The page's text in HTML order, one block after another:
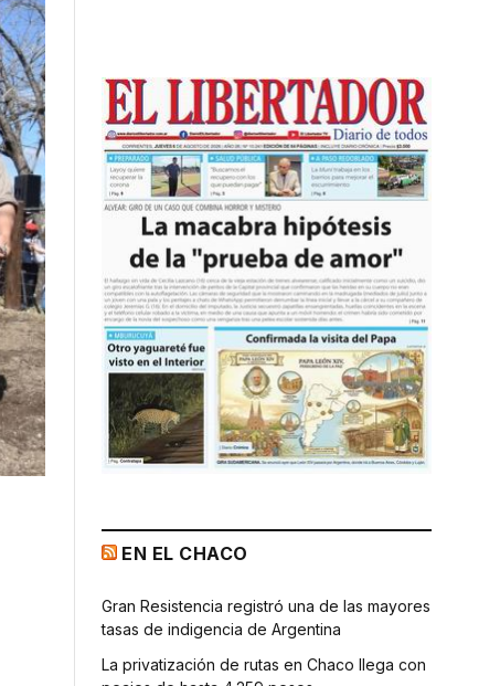
EN EL CHACO
Gran Resistencia registró una de las mayores
tasas de indigencia de Argentina
La privatización de rutas en Chaco llega con